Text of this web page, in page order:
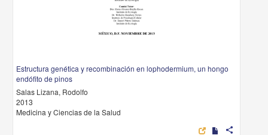
Estructura genética y recombinación en lophodermium, un hongo
endófito de pinos
Salas Lizana, Rodolfo
2013
Medicina y Ciencias de la Salud
share